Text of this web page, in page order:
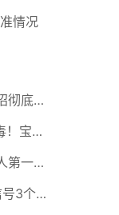
情况
龟头红痒别慌！4步辨炎症5招彻底防复发
记者穿一晚纸尿裤血里查出毒！宝宝血液浓度竟是成人的5倍？
一管扶他林竟成隐患？90%人第一步就错了！
肝腹水不是突然来的！4个信号3个管理要点别等肚子鼓起来